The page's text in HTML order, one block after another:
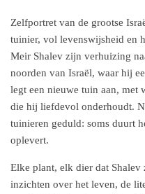
Zelfportret van de grootse
tuinier, vol levenswijsheid en
Meir Shalev zijn verhuizing
noorden van Israël, waar hij
legt een nieuwe tuin aan, met
die hij liefdevol onderhoudt.
tuinieren geduld: soms duurt
oplevert.
Elke plant, elk dier dat Shalev
inzichten over het leven, de